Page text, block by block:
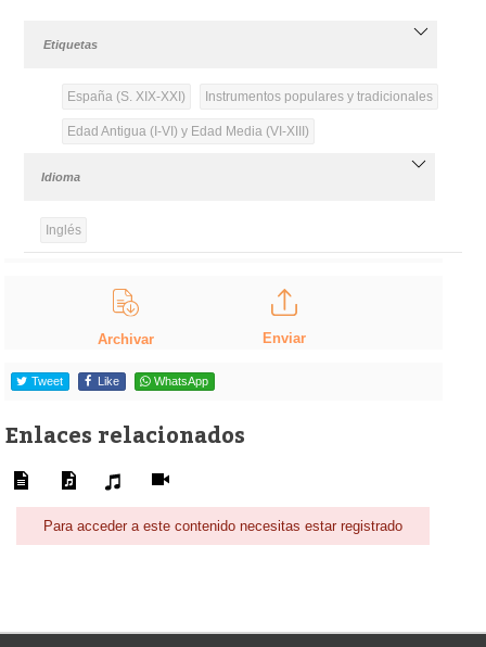
Etiquetas
España (S. XIX-XXI) Instrumentos populares y tradicionales
Edad Antigua (I-VI) y Edad Media (VI-XIII)
Idioma
Inglés
Archivar Enviar
Tweet Like WhatsApp
Enlaces relacionados
Para acceder a este contenido necesitas estar registrado